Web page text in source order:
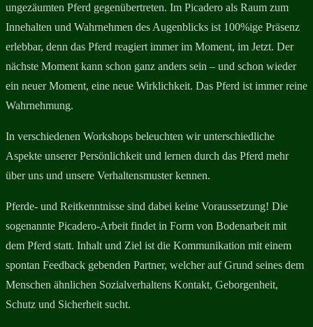
ungezäumten Pferd gegenübertreten. Im Picadero als Raum zum
Innehalten und Wahrnehmen des Augenblicks ist 100%ige Präsenz
erlebbar, denn das Pferd reagiert immer im Moment, im Jetzt. Der
nächste Moment kann schon ganz anders sein – und schon wieder
ein neuer Moment, eine neue Wirklichkeit. Das Pferd ist immer reine
Wahrnehmung.
In verschiedenen Workshops beleuchten wir unterschiedliche
Aspekte unserer Persönlichkeit und lernen durch das Pferd mehr
über uns und unsere Verhaltensmuster kennen.
Pferde- und Reitkenntnisse sind dabei keine Voraussetzung! Die
sogenannte Picadero-Arbeit findet in Form von Bodenarbeit mit
dem Pferd statt. Inhalt und Ziel ist die Kommunikation mit einem
spontan Feedback gebenden Partner, welcher auf Grund seines dem
Menschen ähnlichen Sozialverhaltens Kontakt, Geborgenheit,
Schutz und Sicherheit sucht.